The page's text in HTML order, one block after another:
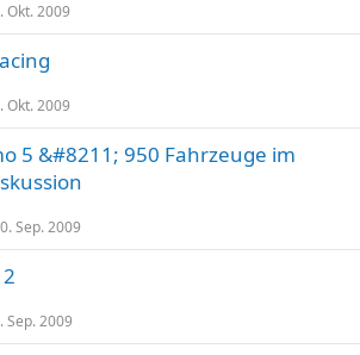
p
Okt. 2009
Okt. 2009
5 &#8211; 950 Fahrzeuge im
Sep. 2009
Sep. 2009